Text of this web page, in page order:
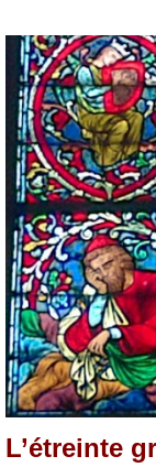
L’étreinte